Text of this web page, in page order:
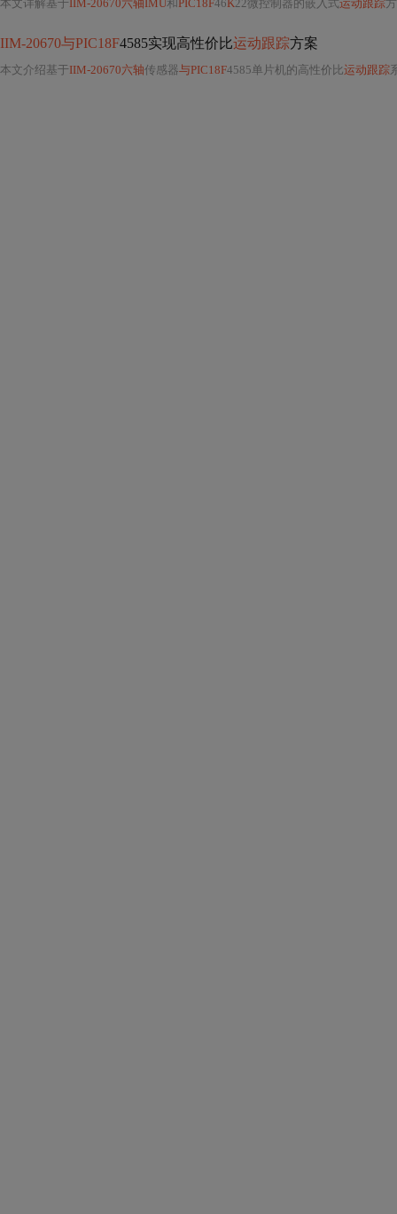
本文详解基于IIM-20670六轴IMU和 PIC18F46K22微控制器的嵌入式运动跟踪方案，涵
IIM-20670与PIC18F4585实现高性价比运动跟踪方案
本文介绍基于IIM-20670六轴传感器与PIC18F4585单片机的高性价比运动跟踪